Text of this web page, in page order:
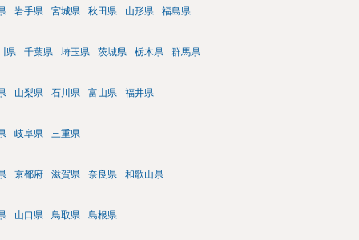
岩手県 宮城県 秋田県 山形県 福島県
県 千葉県 埼玉県 茨城県 栃木県 群馬県
山梨県 石川県 富山県 福井県
岐阜県 三重県
京都府 滋賀県 奈良県 和歌山県
山口県 鳥取県 島根県